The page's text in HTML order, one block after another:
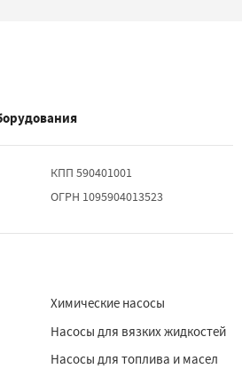
КПП 590401001
ОГРН 1095904013523
Химические насосы
Насосы для вязких жидкостей
Насосы для топлива и масел